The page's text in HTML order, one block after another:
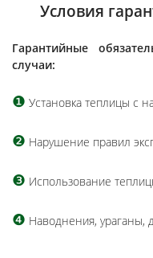
Условия
Гарантийные
случаи:
❶ Установка теплицы с
❷ Нарушение правил
❸ Использование
❹ Наводнения, ураганы,